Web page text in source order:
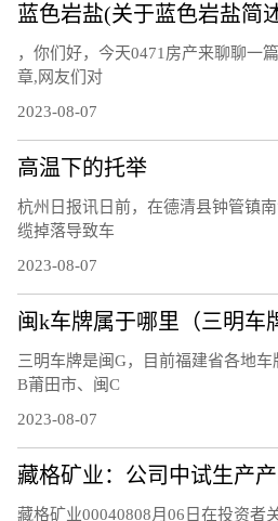
蓝色岩盐(关于蓝色岩盐简
，你们好，今天0471房产来聊聊一
章,网友们对
2023-08-07
高温下的托举
杭州日报讯日前，在德清县钟管镇
缆掉落导致车
2023-08-07
闽k车牌属于哪里（三明车
三明车牌是闽G，目前福建省各地
B莆田市、闽C
2023-08-07
藏格矿业00040808月06日在投资者